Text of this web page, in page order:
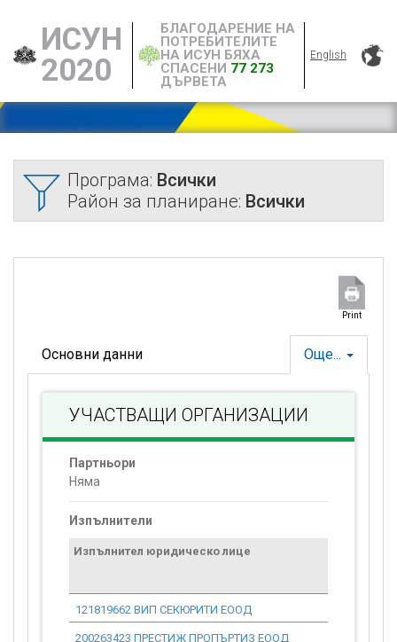
ИСУН
2020
БЛАГОДАРЕНИЕ НА
ПОТРЕБИТЕЛИТЕ
НА ИСУН БЯХА
СПАСЕНИ 77 273
ДЪРВЕТА
English
Програма: Всички
Район за планиране: Всички
Print
Още...
Основни данни
УЧАСТВАЩИ ОРГАНИЗАЦИИ
Партньори
Няма
Изпълнители
Изпълнител юридическо лице
121819662 ВИП СЕКЮРИТИ ЕООД
200263423 ПРЕСТИЖ ПРОПЪРТИЗ ЕООД